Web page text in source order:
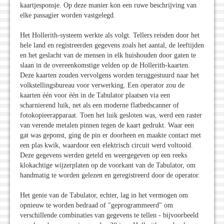
kaartjesponsje. Op deze manier kon een ruwe beschrijving van
elke passagier worden vastgelegd.
Het Hollerith-systeem werkte als volgt. Tellers reisden door het
hele land en registreerden gegevens zoals het aantal, de leeftijden
en het geslacht van de mensen in elk huishouden door gaten te
slaan in de overeenkomstige velden op de Hollerith-kaarten.
Deze kaarten zouden vervolgens worden teruggestuurd naar het
volkstellingsbureau voor verwerking. Een operator zou de
kaarten één voor één in de Tabulator plaatsen via een
scharnierend luik, net als een moderne flatbedscanner of
fotokopieerapparaat. Toen het luik gesloten was, werd een raster
van verende metalen pinnen tegen de kaart gedrukt. Waar een
gat was geponst, ging de pin er doorheen en maakte contact met
een plas kwik, waardoor een elektrisch circuit werd voltooid.
Deze gegevens werden geteld en weergegeven op een reeks
klokachtige wijzerplaten op de voorkant van de Tabulator, om
handmatig te worden gelezen en geregistreerd door de operator.
Het genie van de Tabulator, echter, lag in het vermogen om
opnieuw te worden bedraad of "geprogrammeerd" om
verschillende combinaties van gegevens te tellen - bijvoorbeeld